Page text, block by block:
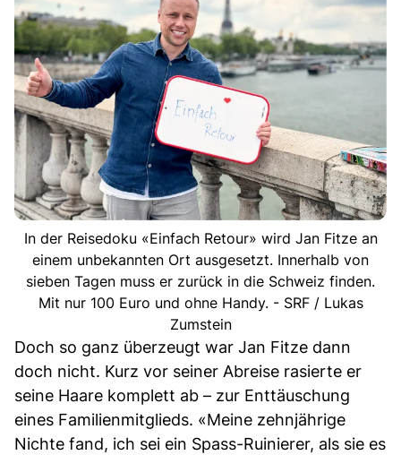
In der Reisedoku «Einfach Retour» wird Jan Fitze an
einem unbekannten Ort ausgesetzt. Innerhalb von
sieben Tagen muss er zurück in die Schweiz finden.
Mit nur 100 Euro und ohne Handy. - SRF / Lukas
Zumstein
Doch so ganz überzeugt war Jan Fitze dann
doch nicht. Kurz vor seiner Abreise rasierte er
seine Haare komplett ab – zur Enttäuschung
eines Familienmitglieds. «Meine zehnjährige
Nichte fand, ich sei ein Spass-Ruinierer, als sie es